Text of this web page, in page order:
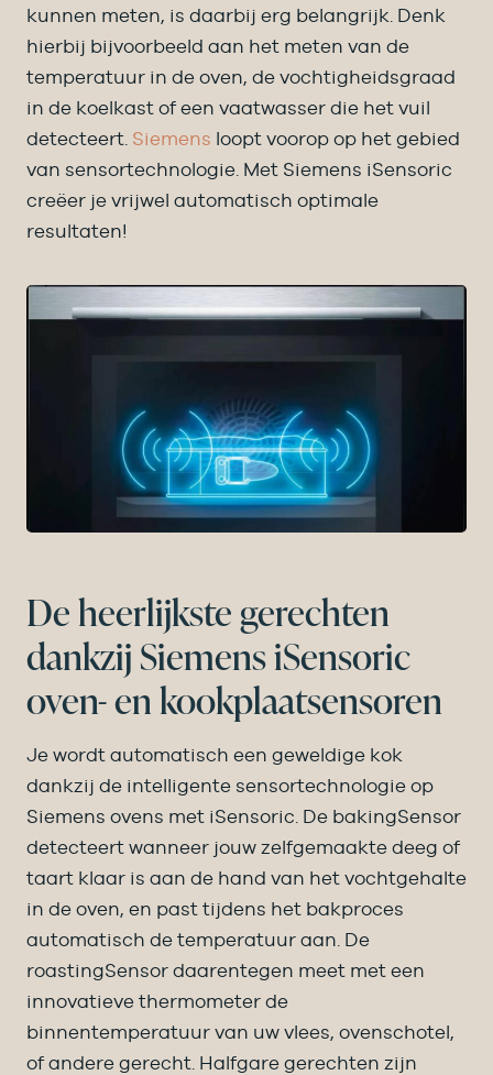
kunnen meten, is daarbij erg belangrijk. Denk
hierbij bijvoorbeeld aan het meten van de
temperatuur in de oven, de vochtigheidsgraad
in de koelkast of een vaatwasser die het vuil
detecteert. Siemens loopt voorop op het gebied
van sensortechnologie. Met Siemens iSensoric
creëer je vrijwel automatisch optimale
resultaten!
De heerlijkste gerechten
dankzij Siemens iSensoric
oven- en kookplaatsensoren
Je wordt automatisch een geweldige kok
dankzij de intelligente sensortechnologie op
Siemens ovens met iSensoric. De bakingSensor
detecteert wanneer jouw zelfgemaakte deeg of
taart klaar is aan de hand van het vochtgehalte
in de oven, en past tijdens het bakproces
automatisch de temperatuur aan. De
roastingSensor daarentegen meet met een
innovatieve thermometer de
binnentemperatuur van uw vlees, ovenschotel,
of andere gerecht. Halfgare gerechten zijn